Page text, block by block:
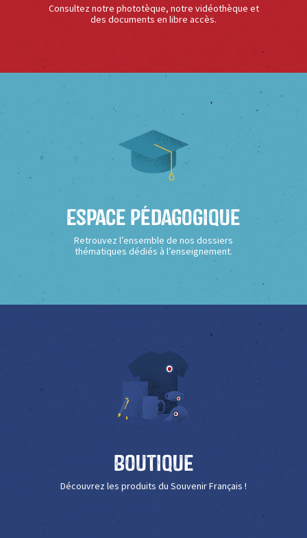
Consultez notre phototèque, notre vidéothèque et
des documents en libre accès.
Espace Pédagogique
Retrouvez l’ensemble de nos dossiers
thématiques dédiés à l’enseignement.
Boutique
Découvrez les produits du Souvenir Français !